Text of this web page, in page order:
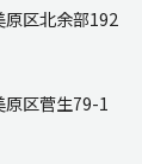
区北余部192
区菅生79-1